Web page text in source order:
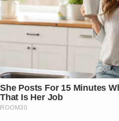
She Posts For 15 Minutes
That Is Her Job
ROOM30